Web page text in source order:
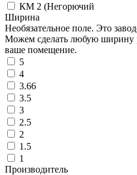
КМ 2 (Негорючий
Ширина
Необязательное поле. Это
Можем сделать любую ширину
ваше помещение.
5
4
3.66
3.5
3
2.5
2
1.5
1
Производитель